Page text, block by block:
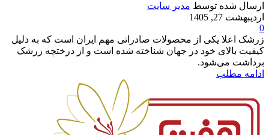
ارسال شده توسط مدیر سایت
اردیبهشت 27, 1405
0
زرشک اعلا یکی از محصولات صادراتی مهم ایران است که به دلیل
کیفیت بالای خود در جهان شناخته شده است و از درختچه زرشک
برداشت می‌شود.
ادامه مطلب